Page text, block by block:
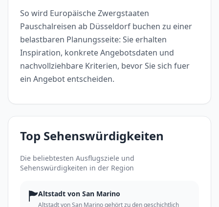
So wird Europäische Zwergstaaten
Pauschalreisen ab Düsseldorf buchen zu einer
belastbaren Planungsseite: Sie erhalten
Inspiration, konkrete Angebotsdaten und
nachvollziehbare Kriterien, bevor Sie sich fuer
ein Angebot entscheiden.
Top Sehenswürdigkeiten
Die beliebtesten Ausflugsziele und
Sehenswürdigkeiten in der Region
🏲Altstadt von San Marino
Altstadt von San Marino gehört zu den geschichtlich